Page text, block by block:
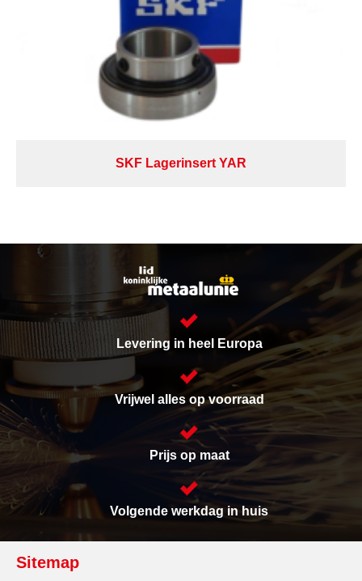
SKF Lagerinsert YAR
Levering in heel Europa
Vrijwel alles op voorraad
Prijs op maat
Volgende werkdag in huis
Sitemap